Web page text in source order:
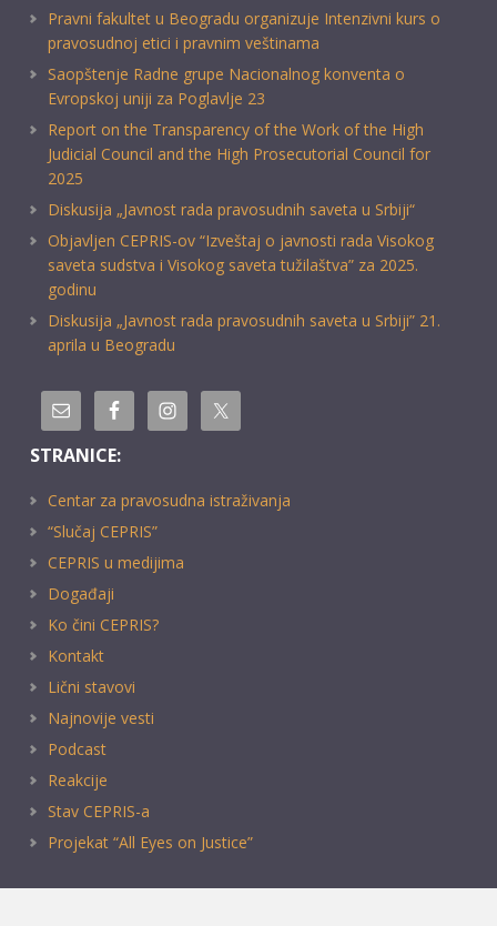
Pravni fakultet u Beogradu organizuje Intenzivni kurs o
pravosudnoj etici i pravnim veštinama
Saopštenje Radne grupe Nacionalnog konventa o
Evropskoj uniji za Poglavlje 23
Report on the Transparency of the Work of the High
Judicial Council and the High Prosecutorial Council for
2025
Diskusija „Javnost rada pravosudnih saveta u Srbiji“
Objavljen CEPRIS-ov “Izveštaj o javnosti rada Visokog
saveta sudstva i Visokog saveta tužilaštva” za 2025.
godinu
Diskusija „Javnost rada pravosudnih saveta u Srbiji” 21.
aprila u Beogradu
STRANICE:
Centar za pravosudna istraživanja
“Slučaj CEPRIS”
CEPRIS u medijima
Događaji
Ko čini CEPRIS?
Kontakt
Lični stavovi
Najnovije vesti
Podcast
Reakcije
Stav CEPRIS-a
Projekat “All Eyes on Justice”